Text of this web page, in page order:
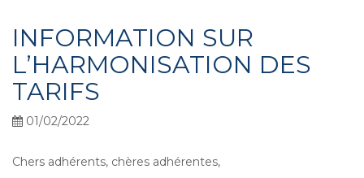
INFORMATION SUR
L’HARMONISATION DES
TARIFS
01/02/2022
Chers adhérents, chères adhérentes,